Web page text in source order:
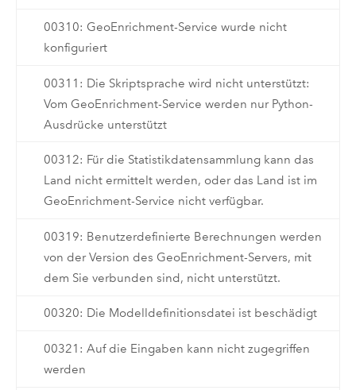
00310: GeoEnrichment-Service wurde nicht
konfiguriert
00311: Die Skriptsprache wird nicht unterstützt:
Vom GeoEnrichment-Service werden nur Python-
Ausdrücke unterstützt
00312: Für die Statistikdatensammlung kann das
Land nicht ermittelt werden, oder das Land ist im
GeoEnrichment-Service nicht verfügbar.
00319: Benutzerdefinierte Berechnungen werden
von der Version des GeoEnrichment-Servers, mit
dem Sie verbunden sind, nicht unterstützt.
00320: Die Modelldefinitionsdatei ist beschädigt
00321: Auf die Eingaben kann nicht zugegriffen
werden